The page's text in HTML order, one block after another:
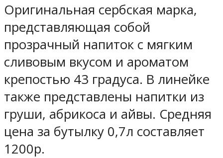
Оригинальная сербская марка,
представляющая собой
прозрачный напиток с мягким
сливовым вкусом и ароматом
крепостью 43 градуса. В линейке
также представлены напитки из
груши, абрикоса и айвы. Средняя
цена за бутылку 0,7л составляет
1200р.